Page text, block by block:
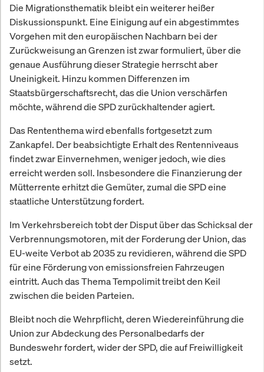
Die Migrationsthematik bleibt ein weiterer heißer
Diskussionspunkt. Eine Einigung auf ein abgestimmtes
Vorgehen mit den europäischen Nachbarn bei der
Zurückweisung an Grenzen ist zwar formuliert, über die
genaue Ausführung dieser Strategie herrscht aber
Uneinigkeit. Hinzu kommen Differenzen im
Staatsbürgerschaftsrecht, das die Union verschärfen
möchte, während die SPD zurückhaltender agiert.
Das Rententhema wird ebenfalls fortgesetzt zum
Zankapfel. Der beabsichtigte Erhalt des Rentenniveaus
findet zwar Einvernehmen, weniger jedoch, wie dies
erreicht werden soll. Insbesondere die Finanzierung der
Mütterrente erhitzt die Gemüter, zumal die SPD eine
staatliche Unterstützung fordert.
Im Verkehrsbereich tobt der Disput über das Schicksal der
Verbrennungsmotoren, mit der Forderung der Union, das
EU-weite Verbot ab 2035 zu revidieren, während die SPD
für eine Förderung von emissionsfreien Fahrzeugen
eintritt. Auch das Thema Tempolimit treibt den Keil
zwischen die beiden Parteien.
Bleibt noch die Wehrpflicht, deren Wiedereinführung die
Union zur Abdeckung des Personalbedarfs der
Bundeswehr fordert, wider der SPD, die auf Freiwilligkeit
setzt.